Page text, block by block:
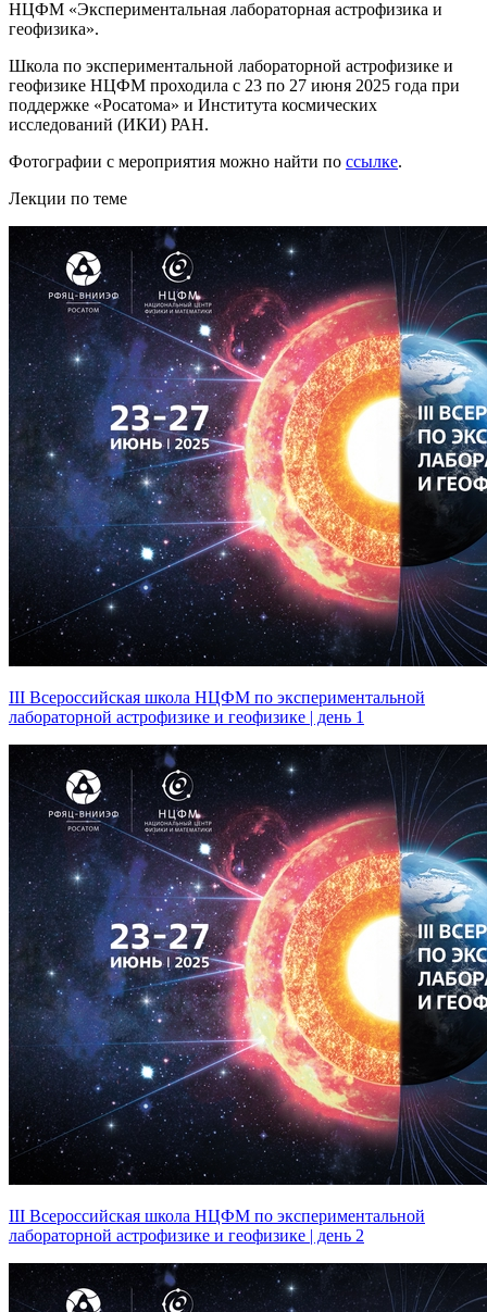
НЦФМ «Экспериментальная лабораторная астрофизика и
геофизика».
Школа по экспериментальной лабораторной астрофизике и
геофизике НЦФМ проходила с 23 по 27 июня 2025 года при
поддержке «Росатома» и Института космических
исследований (ИКИ) РАН.
Фотографии с мероприятия можно найти по ссылке.
Лекции по теме
III Всероссийская школа НЦФМ по экспериментальной
лабораторной астрофизике и геофизике | день 1
III Всероссийская школа НЦФМ по экспериментальной
лабораторной астрофизике и геофизике | день 2